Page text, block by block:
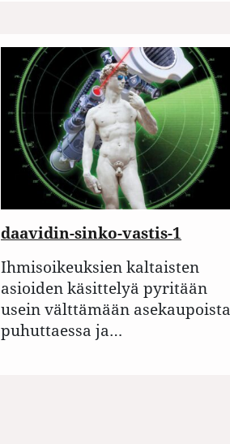
daavidin-sinko-vastis-1
Ihmisoikeuksien kaltaisten
asioiden käsittelyä pyritään
usein välttämään asekaupoista
puhuttaessa ja…